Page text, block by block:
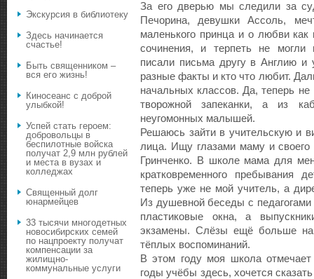
За его дверью мы следили за
Печорина, девушки Ассоль,
маленького принца и о любви
сочинения, и терпеть не могли
писали письма другу в Англию и
разные факты и кто что любит.
начальных классов. Да, теперь не
творожной запеканки, а из
неугомонных малышей.
Решаюсь зайти в учительскую и
лица. Ищу глазами маму и своего
Гринченко. В школе мама для
кратковременного пребывания
теперь уже не мой учитель, а
Из душевной беседы с
пластиковые окна, а
экзамены. Слёзы ещё больше
тёплых воспоминаний.
В этом году моя школа
годы учёбы здесь, хочется
Экскурсия в библиотеку
Здесь начинается
счастье!
Быть священником –
вся его жизнь!
Киносеанс с доброй
улыбкой!
Успей стать героем:
добровольцы в
беспилотные войска
получат 2,9 млн рублей
и места в вузах и
колледжах
Священный долг
юнармейцев
33 тысячи многодетных
новосибирских семей
по нацпроекту получат
компенсации за
жилищно-
коммунальные услуги